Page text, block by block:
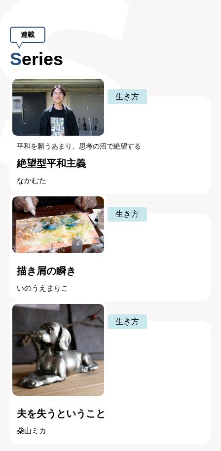
連載
Series
生き方
平和を願うあまり、思考の沼で絶望する
絶望型平和主義
なかむた
生き方
描き屑の瞬き
いのうえまりこ
生き方
夫を失うということ
柴山ミカ